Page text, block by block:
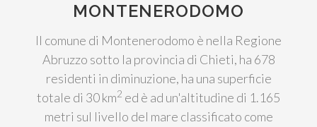
MONTENERODOMO
Il comune di Montenerodomo è nella Regione
Abruzzo sotto la provincia di Chieti, ha 678
residenti in diminuzione, ha una superficie
totale di 30 km2 ed è ad un'altitudine di 1.165
metri sul livello del mare classificato come